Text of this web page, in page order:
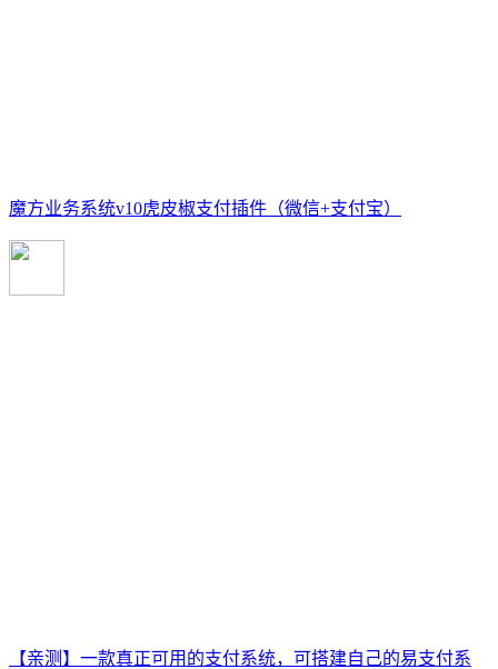
魔方业务系统v10虎皮椒支付插件（微信+支付宝）
【亲测】一款真正可用的支付系统，可搭建自己的易支付系